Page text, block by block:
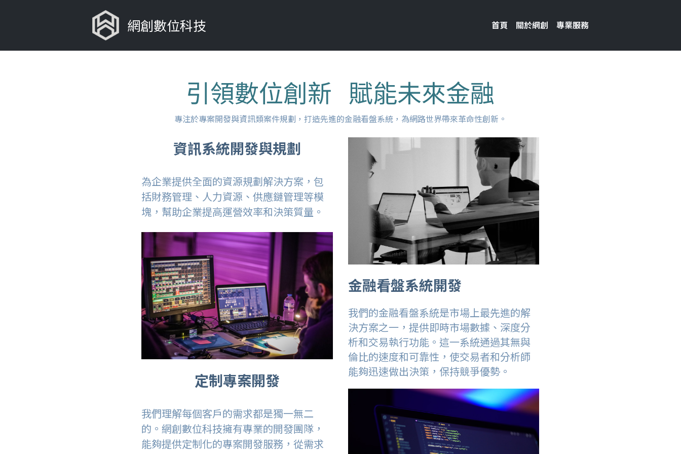
網創數位科技 首頁 關於網創 專業服務
引領數位創新   賦能未來金融
專注於專案開發與資訊類案件規劃，打造先進的金融看盤系統，為網路世界帶來革命性創新。
資訊系統開發與規劃
為企業提供全面的資源規劃解決方案，包
括財務管理、人力資源、供應鏈管理等模
塊，幫助企業提高運營效率和決策質量。
定制專案開發
我們理解每個客戶的需求都是獨一無二
的。網創數位科技擁有專業的開發團隊，
能夠提供定制化的專案開發服務，從需求
金融看盤系統開發
我們的金融看盤系統是市場上最先進的解
決方案之一，提供即時市場數據、深度分
析和交易執行功能。這一系統通過其無與
倫比的速度和可靠性，使交易者和分析師
能夠迅速做出決策，保持競爭優勢。